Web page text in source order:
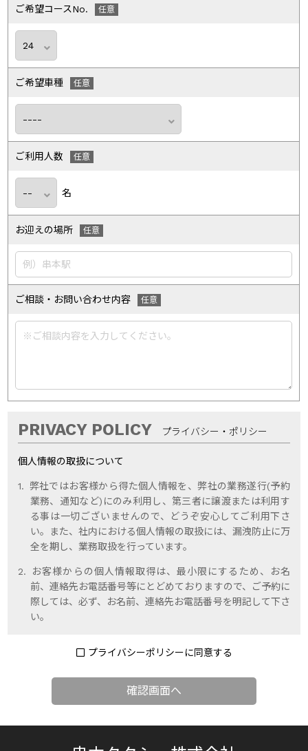
ご希望コースNo.
ご希望車種
ご利用人数
名
お迎えの場所
ご相談・お問い合わせ内容
PRIVACY POLICY プライバシー・ポリシー
個人情報の取扱について
弊社ではお客様から得た個人情報を、弊社の業務遂行(予約
業務、通知など)にのみ利用し、第三者に譲渡または利用す
る事は一切ございませんので、どうぞ安心してご利用下さ
い。また、社内における個人情報の取扱には、漏洩防止に万
全を期し、業務取扱を行っています。
お客様からの個人情報取得は、最小限にするため、お名
前、連絡先お電話番号等にとどめておりますので、ご予約に
際しては、必ず、お名前、連絡先お電話番号を明記して下さ
い。
プライバシーポリシーに同意する